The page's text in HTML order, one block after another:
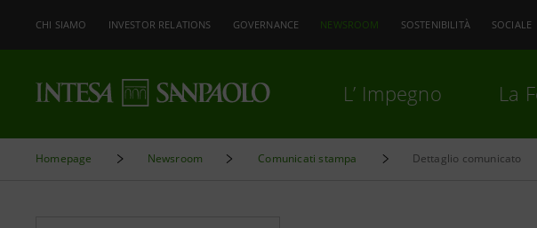
CHI SIAMO INVESTOR RELATIONS GOVERNANCE NEWSROOM SOSTENIBILITÀ SOCIALE
L’ Impegno La
Homepage Newsroom Comunicati stampa Dettaglio comunicato